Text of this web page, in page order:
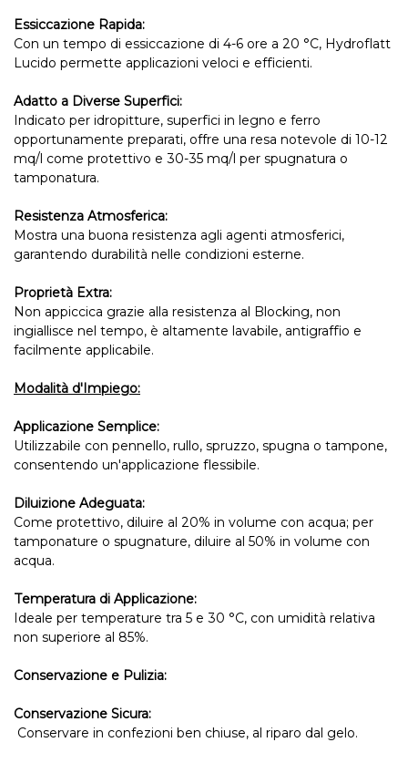
Essiccazione Rapida:
Con un tempo di essiccazione di 4-6 ore a 20 °C, Hydroflatt
Lucido permette applicazioni veloci e efficienti.
Adatto a Diverse Superfici:
Indicato per idropitture, superfici in legno e ferro
opportunamente preparati, offre una resa notevole di 10-12
mq/l come protettivo e 30-35 mq/l per spugnatura o
tamponatura.
Resistenza Atmosferica:
Mostra una buona resistenza agli agenti atmosferici,
garantendo durabilità nelle condizioni esterne.
Proprietà Extra:
Non appiccica grazie alla resistenza al Blocking, non
ingiallisce nel tempo, è altamente lavabile, antigraffio e
facilmente applicabile.
Modalità d'Impiego:
Applicazione Semplice:
Utilizzabile con pennello, rullo, spruzzo, spugna o tampone,
consentendo un'applicazione flessibile.
Diluizione Adeguata:
Come protettivo, diluire al 20% in volume con acqua; per
tamponature o spugnature, diluire al 50% in volume con
acqua.
Temperatura di Applicazione:
Ideale per temperature tra 5 e 30 °C, con umidità relativa
non superiore al 85%.
Conservazione e Pulizia:
Conservazione Sicura:
Conservare in confezioni ben chiuse, al riparo dal gelo.